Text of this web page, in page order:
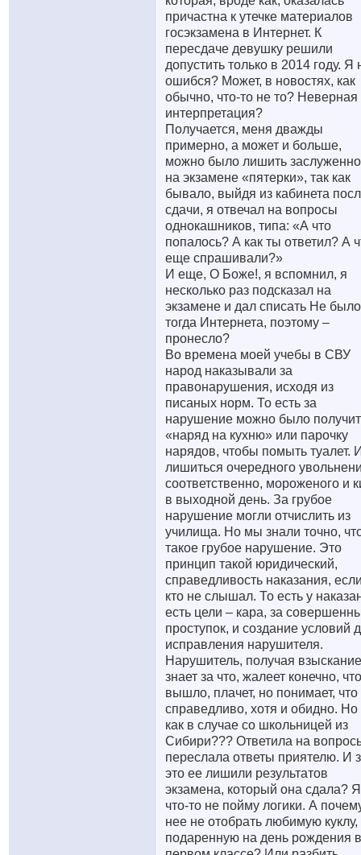
причастна к утечке материалов
госэкзамена в Интернет. К
пересдаче девушку решили
допустить только в 2014 году. Я
ошибся? Может, в новостях, как
обычно, что-то не то? Неверная
интерпретация?
Получается, меня дважды
примерно, а может и больше,
можно было лишить
на экзамене «пятерки», так как
бывало, выйдя из кабинета
сдачи, я отвечал на вопросы
однокашников, типа: «А что
попалось? А как ты ответил? А
еще спрашивали?»
И еще, О Боже!, я вспомнил, я
несколько раз подсказал на
экзамене и дал списать Не было
тогда Интернета, поэтому –
пронесло?
Во времена моей учебы в СВУ
народ наказывали за
правонарушения, исходя из
писаных норм. То есть за
нарушение можно было
«наряд на кухню» или парочку
нарядов, чтобы помыть туалет.
лишиться очередного
соответственно, мороженого и
в выходной день. За грубое
нарушение могли отчислить из
училища. Но мы знали точно,
такое грубое нарушение. Это
принцип такой юридический,
справедливость наказания,
кто не слышал. То есть у
есть цели – кара, за
проступок, и создание условий
исправления нарушителя.
Нарушитель, получая
знает за что, жалеет конечно,
вышло, плачет, но понимает, что
справедливо, хотя и обидно. Но
как в случае со школьницей из
Сибири??? Ответила на
переслала ответы приятелю. И
это ее лишили результатов
экзамена, который она сдала? Я
что-то не пойму логики. А
нее не отобрать любимую куклу,
подаренную на день рождения в